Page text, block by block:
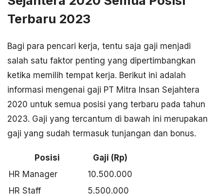
Terbaru 2023
Bagi para pencari kerja, tentu saja gaji menjadi
salah satu faktor penting yang dipertimbangkan
ketika memilih tempat kerja. Berikut ini adalah
informasi mengenai gaji PT Mitra Insan Sejahtera
2020 untuk semua posisi yang terbaru pada tahun
2023. Gaji yang tercantum di bawah ini merupakan
gaji yang sudah termasuk tunjangan dan bonus.
Posisi
Gaji (Rp)
HR Manager
10.500.000
HR Staff
5.500.000